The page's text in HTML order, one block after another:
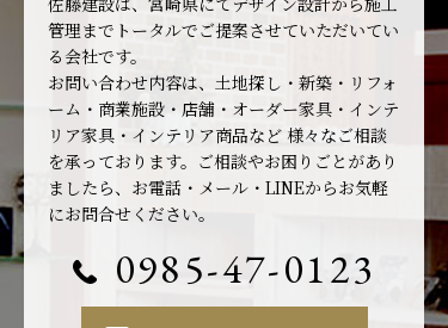
管理までトータルでご提案させていただいてい
る会社です。
お問い合わせ内容は、土地探し・新築・リフォ
ーム・商業施設・店舗・オーダー家具・インテ
リア家具・インテリア商品など 様々なご相談
を承っております。ご相談やお困りごとがあり
ましたら、お電話・メール・LINEからお気軽
にお問合せください。
0985-47-0123